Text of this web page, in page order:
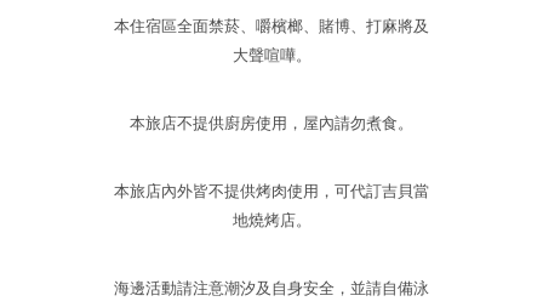
本住宿區全面禁菸、嚼檳榔、賭博、打麻將及
大聲喧嘩。
本旅店不提供廚房使用，屋內請勿煮食。
本旅店內外皆不提供烤肉使用，可代訂吉貝當
地燒烤店。
海邊活動請注意潮汐及自身安全，並請自備泳